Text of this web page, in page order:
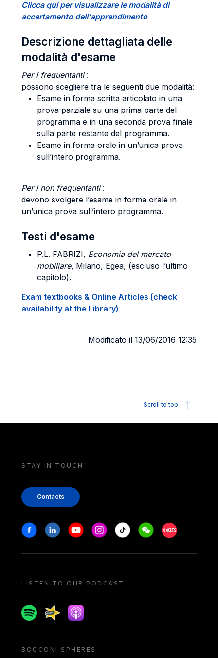
Clicca qui per visualizzare le modalità di
accertamento dell'apprendimento
Descrizione dettagliata delle
modalità d'esame
Peri frequentanti:
possono scegliere tra le seguenti due modalità:
Esame in forma scritta articolato in una
prova parziale su una prima parte del
programma e in una seconda prova finale
sulla parte restante del programma.
Esame in forma orale in un’unica prova
sull’intero programma.
Per i non frequentanti:
devono svolgere l’esame in forma orale in
un’unica prova sull’intero programma.
Testi d'esame
P.L. FABRIZI, Economia del mercato
mobiliare, Milano, Egea, (escluso l’ultimo
capitolo).
Exam textbooks & Online Articles (check
availability at the Library)
Modificato il 13/06/2016 12:35
Scroll to top
STAY IN TOUCH
Contacts
Stay in touch
FacebookLinkedinYoutubeInstagram
Tiktok WeechatXiaohongshu/
LISTEN TO OUR PODCAST
SpotifySpreakerApple podcast
BOCCONI SPHERES